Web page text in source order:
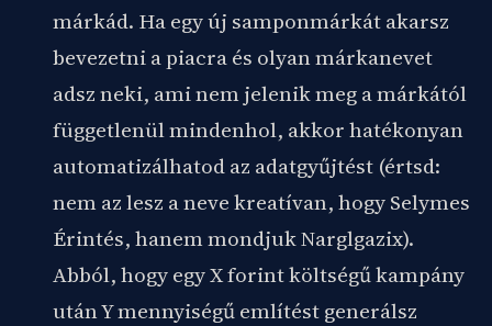
márkád. Ha egy új samponmárkát akarsz
bevezetni a piacra és olyan márkanevet
adsz neki, ami nem jelenik meg a márkától
függetlenül mindenhol, akkor hatékonyan
automatizálhatod az adatgyűjtést (értsd:
nem az lesz a neve kreatívan, hogy Selymes
Érintés, hanem mondjuk Narglgazix).
Abból, hogy egy X forint költségű kampány
után Y mennyiségű említést generálsz